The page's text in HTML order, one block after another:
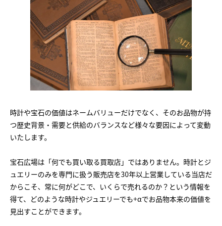
時計や宝石の価値はネームバリューだけでなく、そのお品物が持
つ歴史背景・需要と供給のバランスなど様々な要因によって変動
いたします。
宝石広場は「何でも買い取る買取店」ではありません。時計とジ
ュエリーのみを専門に扱う販売店を30年以上営業している当店だ
からこそ、常に何がどこで、いくらで売れるのか？という情報を
得て、どのような時計やジュエリーでも+αでお品物本来の価値を
見出すことができます。